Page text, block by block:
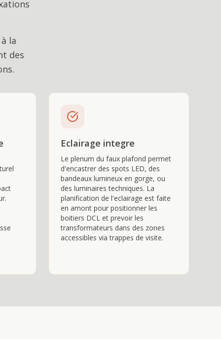
la
des
Eclairage integre
Le plenum du faux plafond permet
d'encastrer des spots LED, des
bandeaux lumineux en gorge, ou
des luminaires techniques. La
planification de l'eclairage est faite
en amont pour positionner les
boitiers DCL et prevoir les
transformateurs dans des zones
accessibles via trappes de visite.